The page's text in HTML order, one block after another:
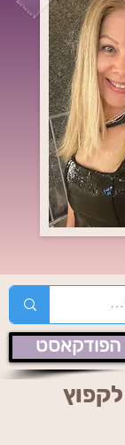
הפודקאסט
185 - לקפוץ